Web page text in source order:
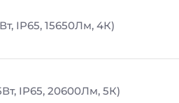
IP65, 15650Лм, 4К)
IP65, 20600Лм, 5К)